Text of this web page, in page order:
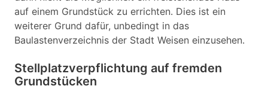
auf einem Grundstück zu errichten. Dies ist ein
weiterer Grund dafür, unbedingt in das
Baulastenverzeichnis der Stadt Weisen einzusehen.
Stellplatzverpflichtung auf fremden
Grundstücken